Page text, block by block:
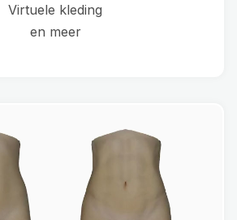
Virtuele kleding
en meer